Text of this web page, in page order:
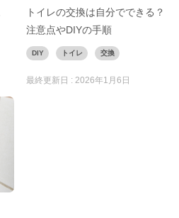
トイレの交換は自分でできる？
注意点やDIYの手順
DIY トイレ 交換
最終更新日 :2026年1月6日